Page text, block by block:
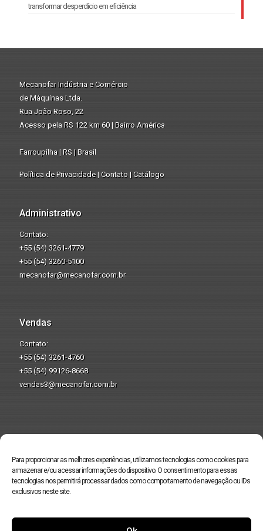
Para proporcionar as melhores experiências, utilizamos tecnologias como cookies para
armazenar e/ou acessar informações do dispositivo. O consentimento para essas
tecnologias nos permitirá processar dados como comportamento de navegação ou IDs
exclusivos neste site.
transformar desperdício em eficiência
Mecanofar Indústria e Comércio
de Máquinas Ltda.
Rua João Roso, 22
Acesso pela RS 122 km 60 | Bairro América
Farroupilha | RS | Brasil
Política de Privacidade| Contato | Catálogo
Administrativo
Contato:
+55 (54) 3261-4779
+55 (54) 3260-5100
mecanofar@mecanofar.com.br
Vendas
Contato:
+55 (54) 3261-4760
+55 (54) 99126-8668
vendas3@mecanofar.com.br
preservação do
meio ambiente.